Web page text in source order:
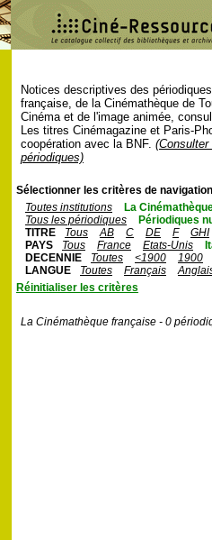
Notices descriptives des
française, de la Cinémathèque de
Cinéma et de l'image animée,
Les titres Cinémagazine et Paris-
coopération avec la BNF.
périodiques)
Sélectionner les critères de
Toutes institutions
La
Tous les périodiques
Périodiques
TITRE
Tous AB C DE F
GHI
PAYS
Tous France Etats-Unis
DECENNIE
Toutes <1900
1900
LANGUE
Toutes Français
Réinitialiser les critères
La Cinémathèque française - 0